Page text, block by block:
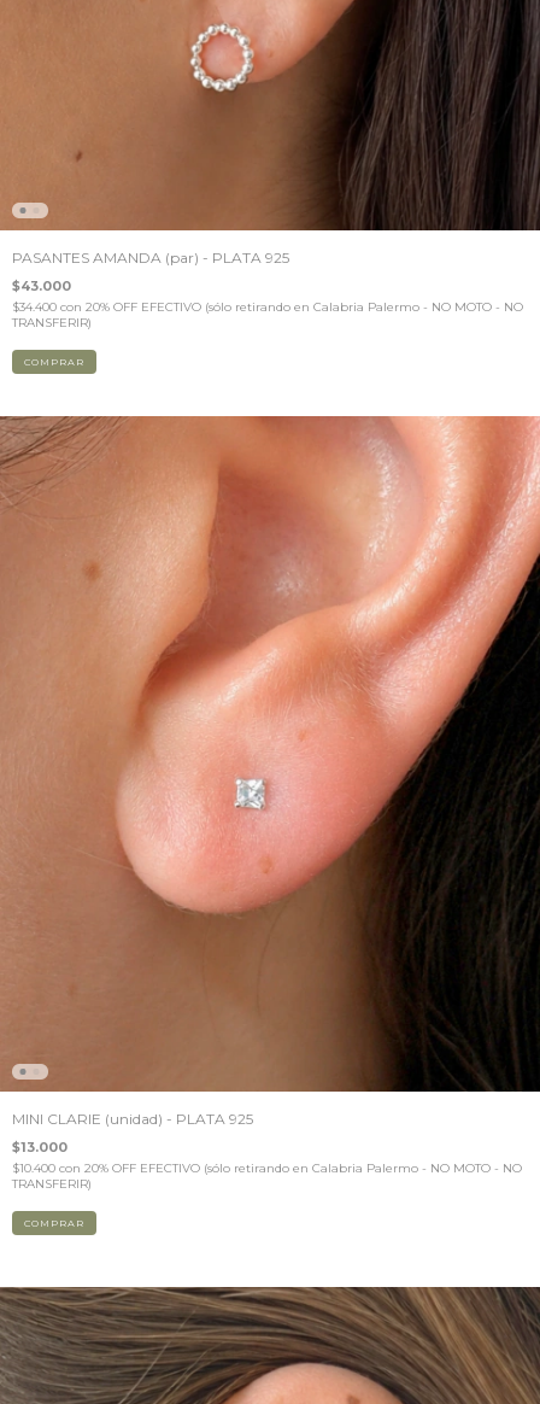
PASANTES AMANDA (par) - PLATA 925
$43.000
$34.400 con 20% OFF EFECTIVO (sólo retirando en Calabria Palermo - NO MOTO - NO
TRANSFERIR)
COMPRAR
MINI CLARIE (unidad) - PLATA 925
$13.000
$10.400 con 20% OFF EFECTIVO (sólo retirando en Calabria Palermo - NO MOTO - NO
TRANSFERIR)